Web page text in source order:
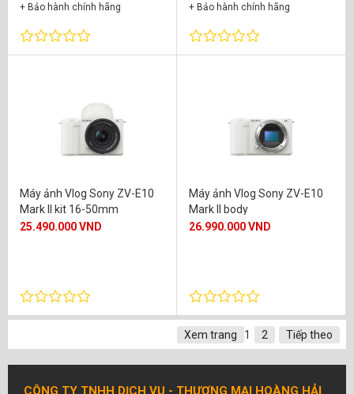
+ Bảo hành chính hãng
+ Bảo hành chính hãng
Máy ảnh Vlog Sony ZV-E10
Mark II kit 16-50mm
25.490.000 VND
Máy ảnh Vlog Sony ZV-E10
Mark II body
26.990.000 VND
Xem trang 1 2 Tiếp theo
CÔNG TY TNHH DỊCH VỤ - THƯƠNG MẠI HOÀNG HẢI